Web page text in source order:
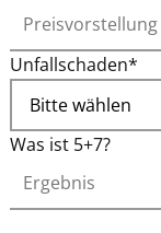
Unfallschaden*
Was ist 5+7?